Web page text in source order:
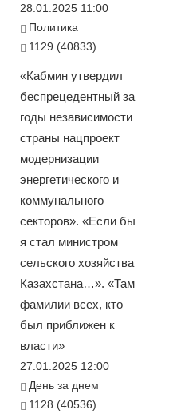
28.01.2025 11:00
Политика
1129 (40833)
«Кабмин утвердил
беспрецедентный за
годы независимости
страны нацпроект
модернизации
энергетического и
коммунального
секторов». «Если бы
я стал министром
сельского хозяйства
Казахстана…». «Там
фамилии всех, кто
был приближен к
власти»
27.01.2025 12:00
День за днем
1128 (40536)